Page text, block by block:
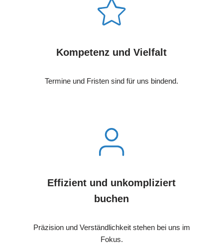
Kompetenz und Vielfalt
Termine und Fristen sind für uns bindend.
Effizient und unkompliziert
buchen
Präzision und Verständlichkeit stehen bei uns im
Fokus.